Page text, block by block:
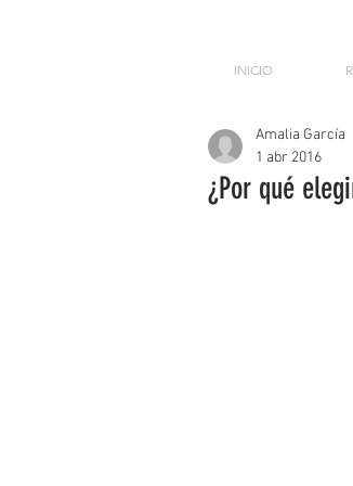
INICIO
¿Por qué
Amalia García
1 abr 2016